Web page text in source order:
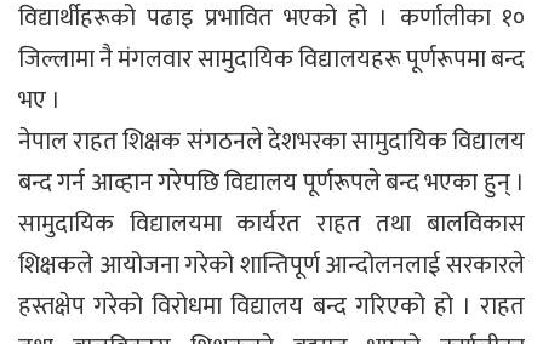
विद्यार्थीहरूको पढाइ प्रभावित भएको हो । कर्णालीका १०
जिल्लामा नै मंगलवार सामुदायिक विद्यालयहरू पूर्णरूपमा बन्द
भए ।
नेपाल राहत शिक्षक संगठनले देशभरका सामुदायिक विद्यालय
बन्द गर्न आव्हान गरेपछि विद्यालय पूर्णरूपले बन्द भएका हुन् ।
सामुदायिक विद्यालयमा कार्यरत राहत तथा बालविकास
शिक्षकले आयोजना गरेको शान्तिपूर्ण आन्दोलनलाई सरकारले
हस्तक्षेप गरेको विरोधमा विद्यालय बन्द गरिएको हो । राहत